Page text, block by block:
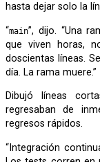
hasta dejar solo la
“ main”, dijo. “Una
que viven horas,
doscientas líneas.
día. La rama muere.”
Dibujó líneas
regresaban de
regresos rápidos.
“Integración continua. Cada fusión dispara tests automatizados.